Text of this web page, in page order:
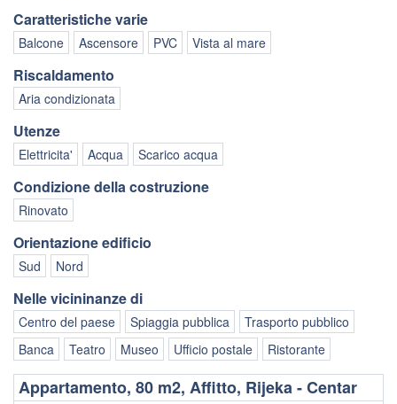
Caratteristiche varie
Balcone Ascensore PVC Vista al mare
Riscaldamento
Aria condizionata
Utenze
Elettricita' Acqua Scarico acqua
Condizione della costruzione
Rinovato
Orientazione edificio
Sud Nord
Nelle vicininanze di
Centro del paese Spiaggia pubblica
Trasporto pubblico
Banca
Teatro Museo Ufficio postale Ristorante
Appartamento, 80 m2, Affitto, Rijeka - Centar